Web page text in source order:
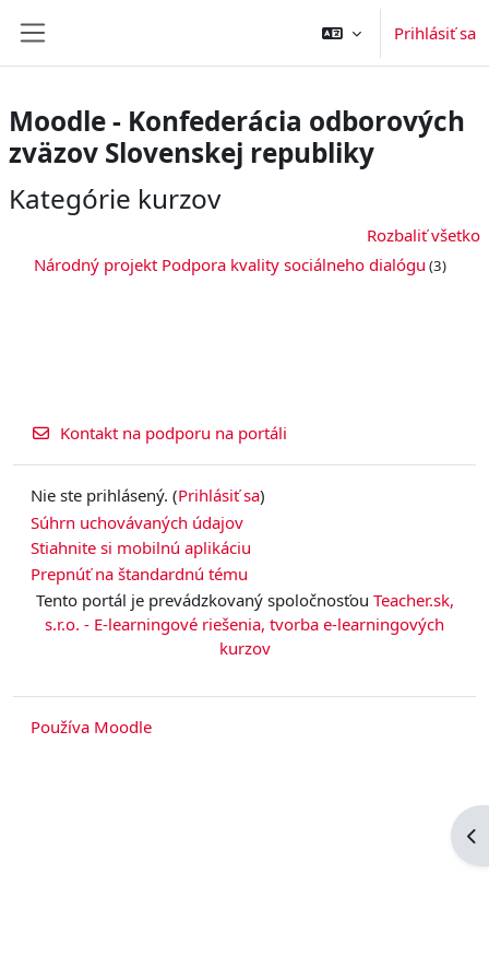
Prihlásiť sa
Moodle - Konfederácia odborových
zväzov Slovenskej republiky
Kategórie kurzov
Rozbaliť všetko
Národný projekt Podpora kvality sociálneho dialógu (3)
Kontakt na podporu na portáli
Nie ste prihlásený. (Prihlásiť sa)
Súhrn uchovávaných údajov
Stiahnite si mobilnú aplikáciu
Prepnúť na štandardnú tému
Tento portál je prevádzkovaný spoločnosťou Teacher.sk,
s.r.o. - E-learningové riešenia, tvorba e-learningových
kurzov
Používa Moodle